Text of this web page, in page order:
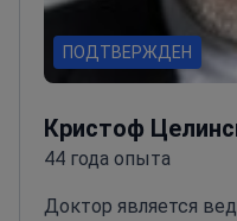
ПОДТВЕРЖДЕН
Кристоф
44 года опыта
Доктор является